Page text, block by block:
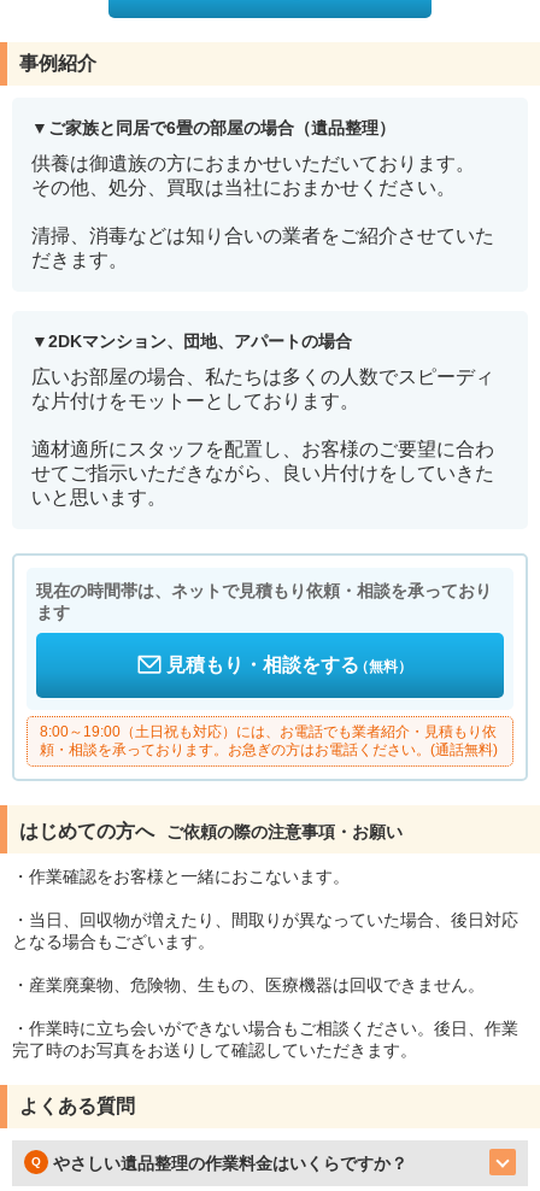
事例紹介
ご家族と同居で6畳の部屋の場合（遺品整理）
供養は御遺族の方におまかせいただいております。
その他、処分、買取は当社におまかせください。
清掃、消毒などは知り合いの業者をご紹介させていた
だきます。
2DKマンション、団地、アパートの場合
広いお部屋の場合、私たちは多くの人数でスピーディ
な片付けをモットーとしております。
適材適所にスタッフを配置し、お客様のご要望に合わ
せてご指示いただきながら、良い片付けをしていきた
いと思います。
現在の時間帯は、ネットで見積もり依頼・相談を承っており
ます
見積もり・相談をする（無料）
8:00～19:00（土日祝も対応）には、お電話でも業者紹介・見積もり依
頼・相談を承っております。お急ぎの方はお電話ください。(通話無料)
はじめての方へ ご依頼の際の注意事項・お願い
・作業確認をお客様と一緒におこないます。
・当日、回収物が増えたり、間取りが異なっていた場合、後日対応
となる場合もございます。
・産業廃棄物、危険物、生もの、医療機器は回収できません。
・作業時に立ち会いができない場合もご相談ください。後日、作業
完了時のお写真をお送りして確認していただきます。
よくある質問
やさしい遺品整理の作業料金はいくらですか？